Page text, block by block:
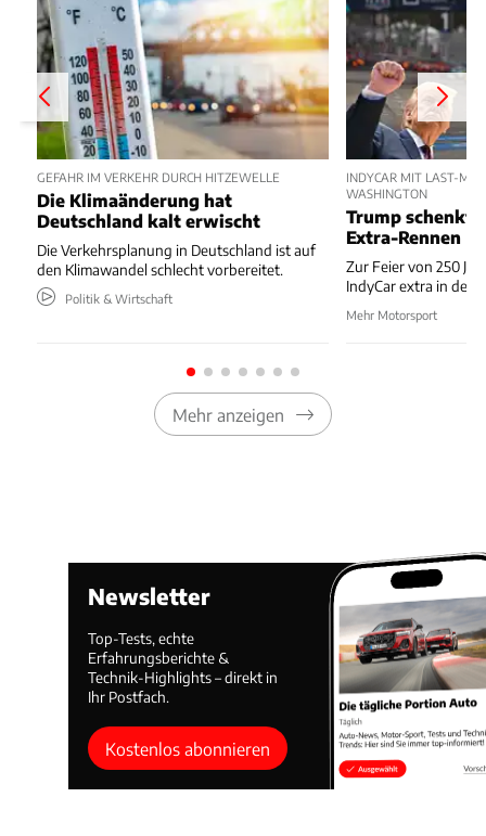
GEFAHR IM VERKEHR DURCH HITZEWELLE
Die Klimaänderung hat
Deutschland kalt erwischt
Die Verkehrsplanung in Deutschland ist auf
den Klimawandel schlecht vorbereitet.
Politik & Wirtschaft
INDYCAR MIT LAST-
WASHINGTON
Trump schenkt
Extra-Rennen
Zur Feier von 250
IndyCar extra in der
Mehr Motorsport
Mehr anzeigen
Newsletter
Top-Tests, echte
Erfahrungsberichte &
Technik-Highlights – direkt in
Ihr Postfach.
Kostenlos abonnieren